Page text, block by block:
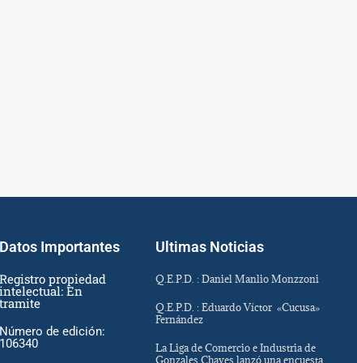
Datos Importantes
Registro propiedad
intelectual: En
tramite
Número de edición:
106340
Ultimas Noticias
Q.E.P.D. : Daniel Manlio Monzzoni
Q.E.P.D. : Eduardo Víctor «Cucusa»
Fernández
La Liga de Comercio e Industria de
Gonzales Chaves lanzó una encuesta